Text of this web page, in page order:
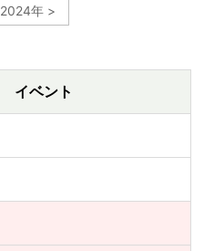
2024年 >
イベント